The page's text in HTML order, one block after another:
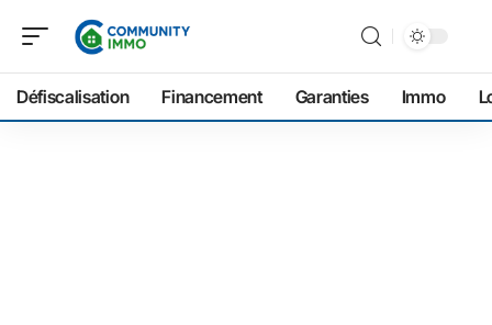
Défiscalisation Financement Garanties Immo